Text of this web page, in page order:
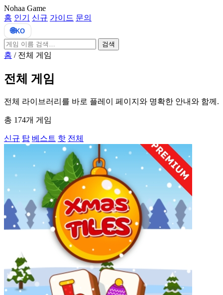
Nohaa Game
홈 인기 신규 가이드 문의
🌐KO
검색
홈 / 전체 게임
전체 게임
전체 라이브러리를 바로 플레이 페이지와 명확한 안내와 함께.
총 174개 게임
신규 탑 베스트 핫 전체